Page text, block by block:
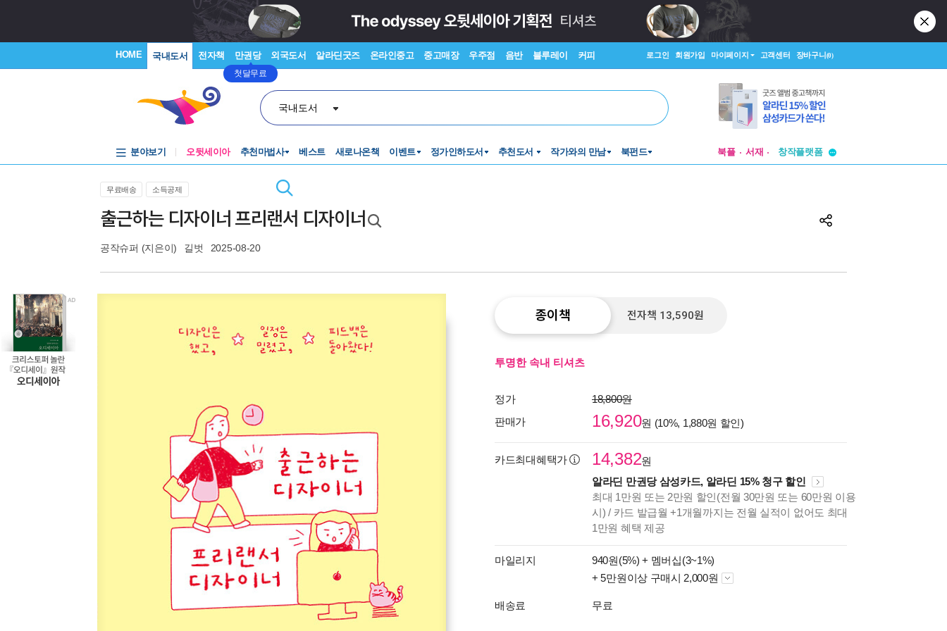
HOME 국내도서 전자책 만권당
첫달무료
외국도서 알라딘굿즈 온라인중고 중고매장 우주점 음반 블루레이 커피 로그인 회원가입 마이페이지 고객센터 장바구니(0)
국내도서
분야보기 오뒷세이아 추천마법사 베스트 새로나온책 이벤트 정가인하도서 추천도서 작가와의 만남 북펀드 북플 서재
창작플랫폼
무료배송
소득공제
출근하는 디자이너 프리랜서 디자이너
공작슈퍼 (지은이) 길벗 2025-08-20
종이책 전자책 13,590원
투명한 속내 티셔츠
정가
18,800원
판매가
16,920원 (10%, 1,880원 할인)
카드최대혜택가 14,382원
알라딘 만권당 삼성카드, 알라딘 15% 청구 할인
최대 1만원 또는 2만원 할인(전월 30만원 또는 60만원 이용
시) / 카드 발급월 +1개월까지는 전월 실적이 없어도 최대
1만원 혜택 제공
마일리지 940원(5%) + 멤버십(3~1%)
+ 5만원이상 구매시 2,000원
배송료 무료